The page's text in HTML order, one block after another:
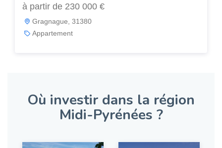
à partir de 230 000 €
Gragnague, 31380
Appartement
Où investir dans la région
Midi-Pyrénées ?